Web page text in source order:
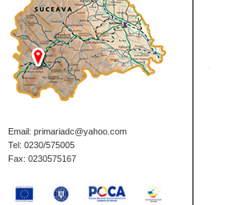
Email: primariadc@yahoo.com
Tel: 0230/575005
Fax: 0230575167